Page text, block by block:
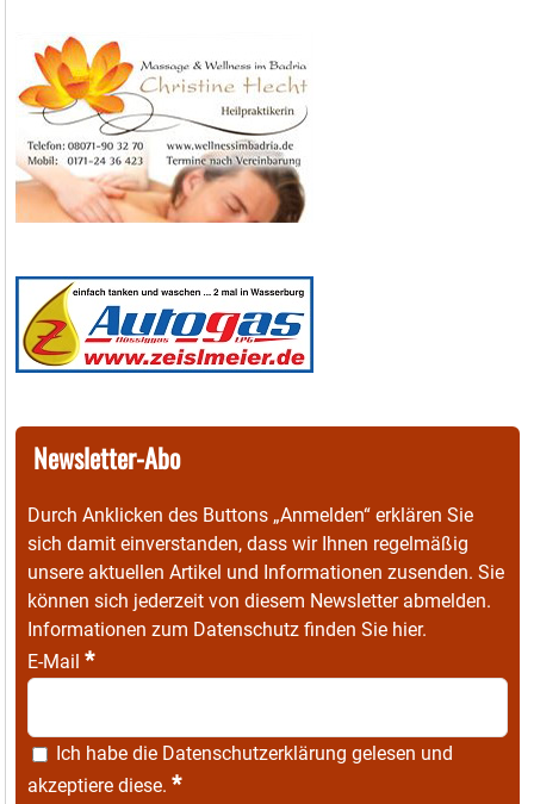
Newsletter-Abo
Durch Anklicken des Buttons „Anmelden“ erklären Sie
sich damit einverstanden, dass wir Ihnen regelmäßig
unsere aktuellen Artikel und Informationen zusenden. Sie
können sich jederzeit von diesem Newsletter abmelden.
Informationen zum Datenschutz finden Sie hier.
E-Mail *
Ich habe die Datenschutzerklärung gelesen und
akzeptiere diese. *